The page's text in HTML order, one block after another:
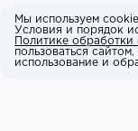
Мы используем
Условия и порядок
Политике
пользоваться
использование и